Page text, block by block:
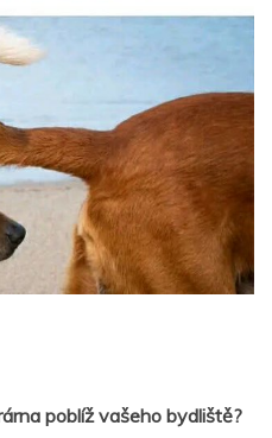
poblíž vašeho bydliště?